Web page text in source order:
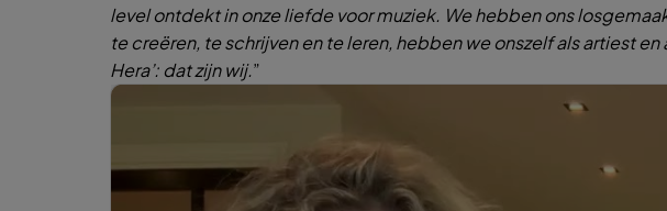
level ontdekt in onze liefde voor muziek. We hebben ons
te creëren, te schrijven en te leren, hebben we onszelf als artiest
Hera’: dat zijn wij.”